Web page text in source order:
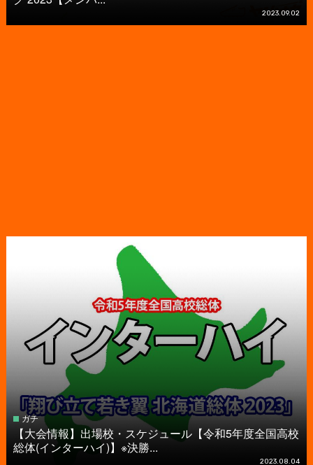
2023.09.02
ガチ
【大会情報】出場校・スケジュール【令和5年度全国高校
総体(インターハイ)】※決勝...
2023.08.04